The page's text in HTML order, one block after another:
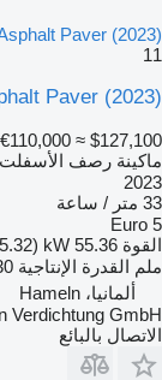
Paver (2023)
11
Paver (2023)
€110,000 ≈ $127,100
ماكينة رصف
2023
33 متر / ساعة
Euro 5
القوة 55.36 kW (75.32 حصان)
ملم القدرة الإنتاجية 330
ألمانيا، Hameln
Verdichtung GmbH
الاتصال بالبائع